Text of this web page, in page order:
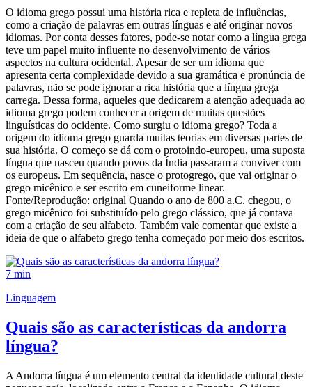
O idioma grego possui uma história rica e repleta de influências,
como a criação de palavras em outras línguas e até originar novos
idiomas. Por conta desses fatores, pode-se notar como a língua grega
teve um papel muito influente no desenvolvimento de vários
aspectos na cultura ocidental. Apesar de ser um idioma que
apresenta certa complexidade devido a sua gramática e pronúncia de
palavras, não se pode ignorar a rica história que a língua grega
carrega. Dessa forma, aqueles que dedicarem a atenção adequada ao
idioma grego podem conhecer a origem de muitas questões
linguísticas do ocidente. Como surgiu o idioma grego? Toda a
origem do idioma grego guarda muitas teorias em diversas partes de
sua história. O começo se dá com o protoindo-europeu, uma suposta
língua que nasceu quando povos da Índia passaram a conviver com
os europeus. Em sequência, nasce o protogrego, que vai originar o
grego micênico e ser escrito em cuneiforme linear.
Fonte/Reprodução: original Quando o ano de 800 a.C. chegou, o
grego micênico foi substituído pelo grego clássico, que já contava
com a criação de seu alfabeto. Também vale comentar que existe a
ideia de que o alfabeto grego tenha começado por meio dos escritos.
7 min
Linguagem
Quais são as características da andorra
língua?
A Andorra língua é um elemento central da identidade cultural deste